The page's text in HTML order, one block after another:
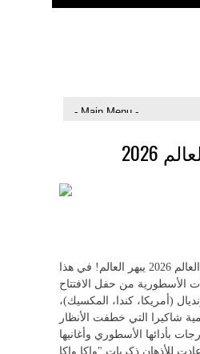
تواصل معنا الرئيسية
2026
حفل افتتاح كأس العالم 2026 يبهر العالم! في هذا
الأسطورية من حفل الافتتاح
(أمريكا، كندا، المكسيك)،
شاكيرا التي خطفت الأنظار
بأدائها الأسطوري وأغانيها